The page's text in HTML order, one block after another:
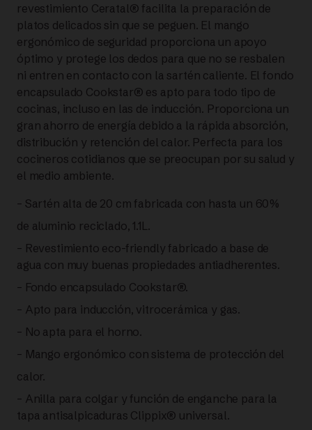
revestimiento Ceratal® facilita la preparación de
platos delicados sin que se peguen. El mango
ergonómico de seguridad proporciona un apoyo
óptimo y protege los dedos para que no se resbalen
ni entren en contacto con la sartén caliente. El fondo
encapsulado Cookstar® es apto para todo tipo de
cocinas, incluso en las de inducción. Proporciona un
gran ahorro de energía debido a la rápida absorción,
distribución y retención del calor. Perfecta para los
cocineros cotidianos que se preocupan por su salud y
el medio ambiente.
– Sartén alta de 20 cm fabricada con hasta un 60%
de aluminio reciclado, 1.1L.
– Revestimiento eco-friendly fabricado a base de
agua con muy buenas propiedades antiadherentes.
– Fondo encapsulado Cookstar®.
– Apto para inducción, vitrocerámica y gas.
– No apta para el horno.
– Mango ergonómico con sistema de protección del
calor.
– Anilla para colgar y función de enganche para la
tapa antisalpicaduras Clippix® universal.